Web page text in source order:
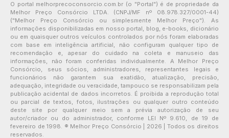
O portal melhorprecoconsorcio.com.br (o "Portal") é de propriedade da
Melhor Preço Consórcio LTDA. (CNPJ/MF nº 08.978.327/0001-44)
("Melhor Preço Consórcio ou simplesmente Melhor Preço"). As
informações disponibilizadas em nosso portal, blog, e-books, dicionário
ou em quaisquer outros veículos controlados por nós foram elaboradas
com base em inteligência artificial, não configuram qualquer tipo de
recomendação e, apesar do cuidado na coleta e manuseio das
informações, não foram conferidas individualmente. A Melhor Preço
Consórcio, seus sócios, administradores, representantes legais e
funcionários não garantem sua exatidão, atualização, precisão,
adequação, integridade ou veracidade, tampouco se responsabilizam pela
publicação acidental de dados incorretos. É proibida a reprodução total
ou parcial de textos, fotos, ilustrações ou qualquer outro conteúdo
deste site por qualquer meio sem a prévia autorização de seu
autor/criador ou do administrador, conforme LEI Nº 9.610, de 19 de
fevereiro de 1998. ® Melhor Preço Consórcio | 2026 | Todos os direitos
reservados.